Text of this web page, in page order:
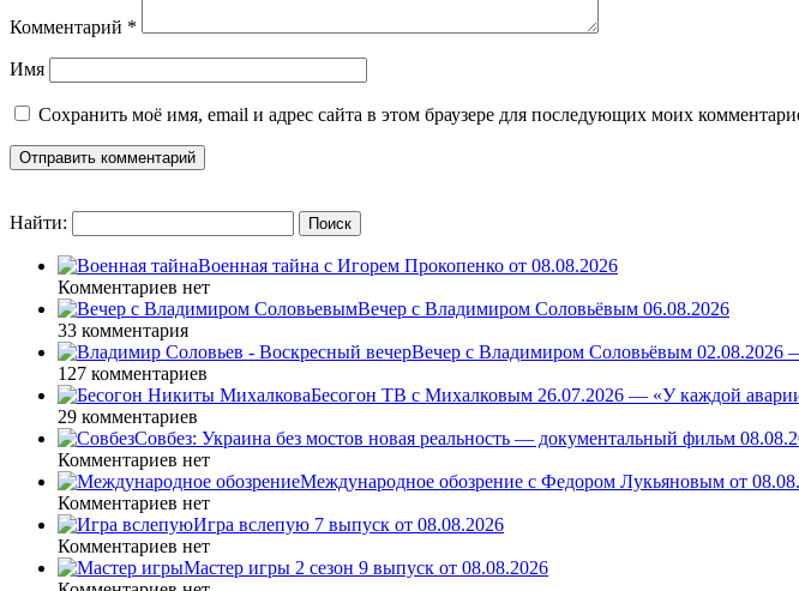
Комментарий *
Имя
Сохранить моё имя, email и адрес сайта в этом браузере для последующих моих
Найти:
Военная тайна с Игорем Прокопенко от 08.08.2026
Комментариев нет
Вечер с Владимиром Соловьёвым 06.08.2026
33 комментария
Вечер с Владимиром Соловьёвым 02.08.2026
127 комментариев
Бесогон ТВ с Михалковым 26.07.2026 — «У каждой
29 комментариев
Совбез: Украина без мостов новая реальность — документальный фильм
Комментариев нет
Международное обозрение с Федором Лукьяновым от
Комментариев нет
Игра вслепую 7 выпуск от 08.08.2026
Комментариев нет
Мастер игры 2 сезон 9 выпуск от 08.08.2026